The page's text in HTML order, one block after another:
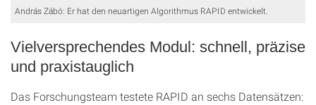
András Zábó: Er hat den neuartigen Algorithmus RAPID entwickelt.
Vielversprechendes Modul: schnell, präzise
und praxistauglich
Das Forschungsteam testete RAPID an sechs Datensätzen: